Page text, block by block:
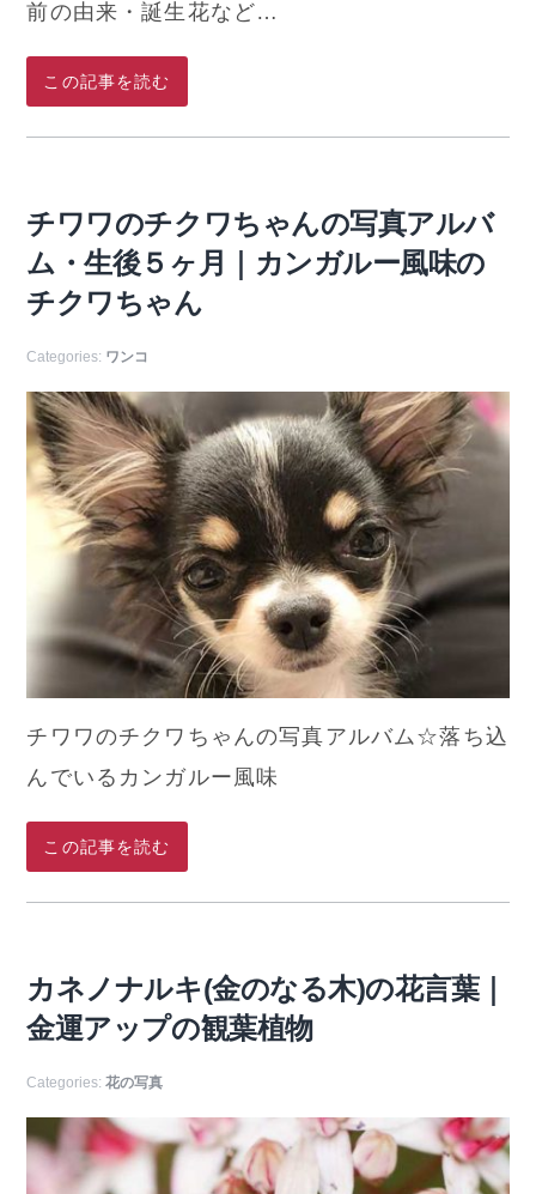
前の由来・誕生花など…
この記事を読む
チワワのチクワちゃんの写真アルバ
ム・生後５ヶ月｜カンガルー風味の
チクワちゃん
Categories: ワンコ
チワワのチクワちゃんの写真アルバム☆落ち込
んでいるカンガルー風味
この記事を読む
カネノナルキ(金のなる木)の花言葉｜
金運アップの観葉植物
Categories:花の写真